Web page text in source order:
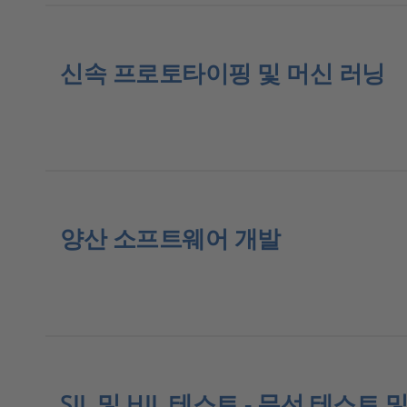
신속 프로토타이핑 및 머신 러닝
양산 소프트웨어 개발